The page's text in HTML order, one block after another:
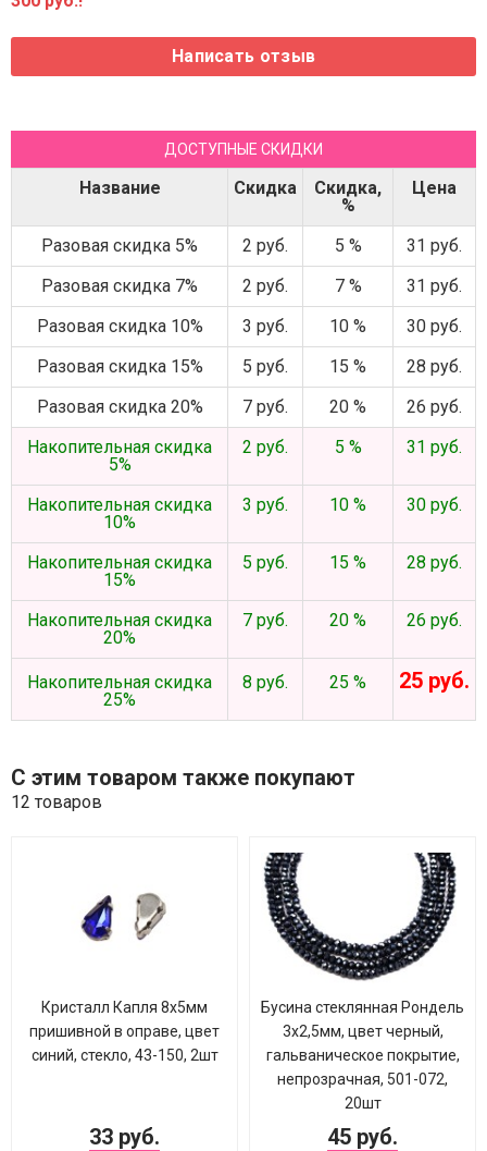
ДОСТУПНЫЕ СКИДКИ
Название Скидка
Скидка,
%
Цена
Разовая скидка 5% 2 руб. 5 %
31 руб.
Разовая скидка 7%
2 руб. 7 %
31 руб.
Разовая скидка 10%
3 руб. 10 %
30 руб.
Разовая скидка 15%
5 руб. 15 %
28 руб.
Разовая скидка 20%
7 руб. 20 %
26 руб.
Накопительная скидка
5%
2 руб. 5 % 31 руб.
Накопительная скидка
10%
3 руб. 10 % 30 руб.
Накопительная скидка
15%
5 руб. 15 % 28 руб.
Накопительная скидка
20%
7 руб. 20 % 26 руб.
Накопительная скидка
25%
8 руб. 25 % 25 руб.
С этим товаром также покупают
12 товаров
Кристалл Капля 8х5мм
пришивной в оправе, цвет
синий, стекло, 43-150, 2шт
33 руб.
Бусина стеклянная Рондель
3х2,5мм, цвет черный,
гальваническое покрытие,
непрозрачная, 501-072,
20шт
45 руб.